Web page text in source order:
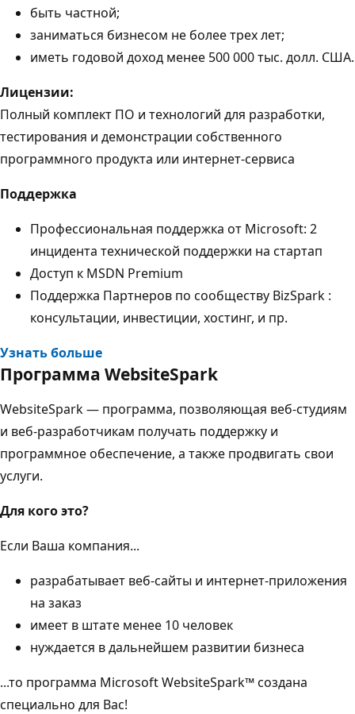
быть частной;
заниматься бизнесом не более трех лет;
иметь годовой доход менее 500 000 тыс. долл. США.
Лицензии:
Полный комплект ПО и технологий для разработки,
тестирования и демонстрации собственного
программного продукта или интернет-сервиса
Поддержка
Профессиональная поддержка от Microsoft: 2
инцидента технической поддержки на стартап
Доступ к MSDN Premium
Поддержка Партнеров по сообществу BizSpark :
консультации, инвестиции, хостинг, и пр.
Узнать больше
Программа WebsiteSpark
WebsiteSpark — программа, позволяющая веб-студиям
и веб-разработчикам получать поддержку и
программное обеспечение, а также продвигать свои
услуги.
Для кого это?
Если Ваша компания...
разрабатывает веб-сайты и интернет-приложения
на заказ
имеет в штате менее 10 человек
нуждается в дальнейшем развитии бизнеса
...то программа Microsoft WebsiteSpark™ создана
специально для Вас!